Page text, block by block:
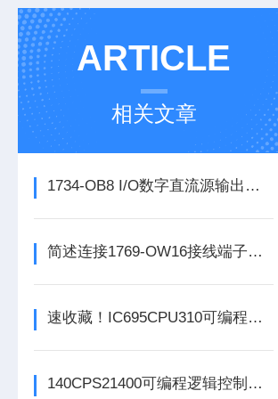
ARTICLE
相关文章
1734-OB8 I/O数字直流源输出模块的正确安装步骤分享
简述连接1769-OW16接线端子所需要注意的事项
速收藏！IC695CPU310可编程逻辑控制器常见故障的解决方法分享
140CPS21400可编程逻辑控制器的常见问题解决方法分享